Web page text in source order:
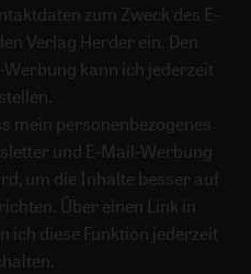
zum Zweck des E-
Verlag Herder ein. Den
kann ich jederzeit
mein personenbezogenes
und E-Mail-Werbung
um die Inhalte besser auf
Über einen Link in
ich diese Funktion jederzeit